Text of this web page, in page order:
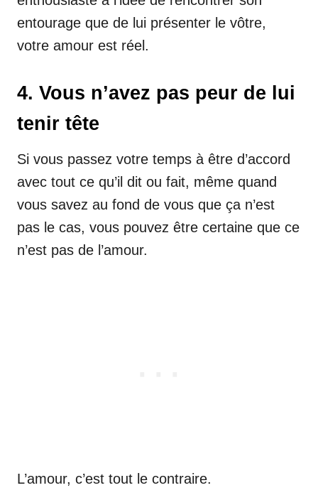
entourage que de lui présenter le vôtre,
votre amour est réel.
4. Vous n’avez pas peur de lui
tenir tête
Si vous passez votre temps à être d’accord
avec tout ce qu’il dit ou fait, même quand
vous savez au fond de vous que ça n’est
pas le cas, vous pouvez être certaine que ce
n’est pas de l’amour.
L’amour, c’est tout le contraire.